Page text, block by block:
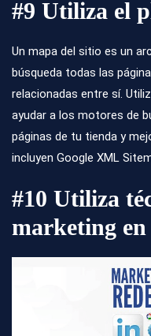
#9 Utiliza el
Un mapa del sitio es un
búsqueda todas las
relacionadas entre sí.
ayudar a los motores de
páginas de tu tienda y
incluyen Google XML
#10 Utiliza
marketing en